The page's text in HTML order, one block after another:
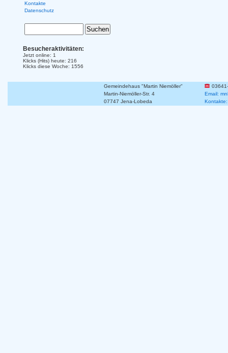
Kontakte
Datenschutz
Besucheraktivitäten:
Jetzt online: 1
Klicks (Hits) heute: 216
Klicks diese Woche: 1556
Gemeindehaus "Martin Niemöller"
Martin-Niemöller-Str. 4
Email:
07747 Jena-Lobeda